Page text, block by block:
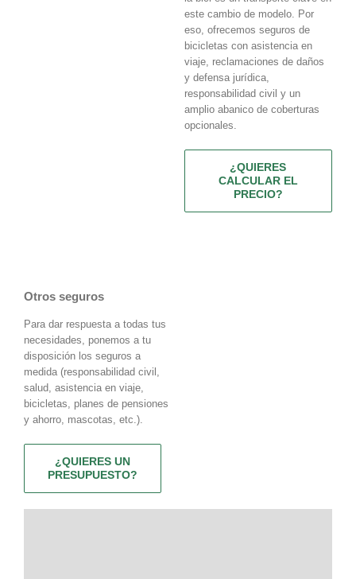
este cambio de modelo. Por
eso, ofrecemos seguros de
bicicletas con asistencia en
viaje, reclamaciones de daños
y defensa jurídica,
responsabilidad civil y un
amplio abanico de coberturas
opcionales.
¿QUIERES
CALCULAR EL
PRECIO?
Otros seguros
Para dar respuesta a todas tus
necesidades, ponemos a tu
disposición los seguros a
medida (responsabilidad civil,
salud, asistencia en viaje,
bicicletas, planes de pensiones
y ahorro, mascotas, etc.).
¿QUIERES UN
PRESUPUESTO?